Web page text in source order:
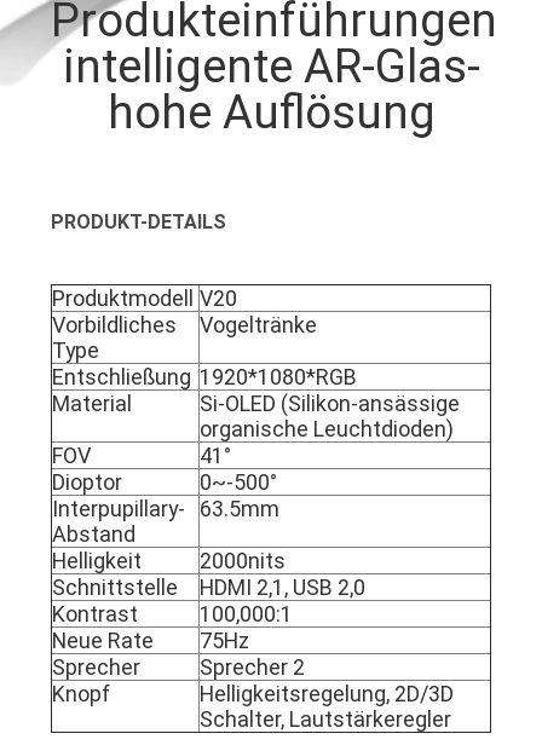
NACHRICHTEN
FORDERN
ZITAT
SHOPPING
ONLINE
SITEMAP
DATENSCHUTZRICHTLINIE
Produkteinführungen
intelligente AR-Glas-
hohe Auflösung
PRODUKT-DETAILS
Produktmodell V20
Vorbildliches
Type
Vogeltränke
Entschließung 1920*1080*RGB
Material
Si-OLED (Silikon-ansässige
organische Leuchtdioden)
FOV
41°
Dioptor
0~-500°
Interpupillary-
Abstand
63.5mm
Helligkeit
2000nits
Schnittstelle
HDMI 2,1, USB 2,0
Kontrast
100,000:1
Neue Rate
75Hz
Sprecher
Sprecher 2
Knopf
Helligkeitsregelung, 2D/3D
Schalter, Lautstärkeregler